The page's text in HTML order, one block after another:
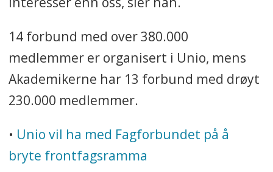
14 forbund med over 380.000
medlemmer er organisert i Unio, mens
Akademikerne har 13 forbund med drøyt
230.000 medlemmer.
• Unio vil ha med Fagforbundet på å
bryte frontfagsramma